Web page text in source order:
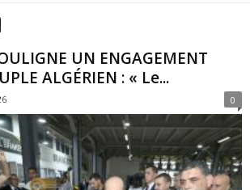
UN ENGAGEMENT
ALGÉRIEN : « Le...
0